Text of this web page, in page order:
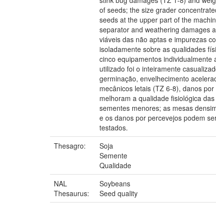
of seeds; the size grader
seeds at the upper part of the
separator and weathering damages
viáveis das não aptas e impurezas
isoladamente sobre as qualidades
cinco equipamentos
utilizado foi o inteiramente
germinação, envelhecimento
mecânicos letais (TZ 6-8), danos
melhoram a qualidade fisiológica
sementes menores; as mesas
e os danos por percevejos podem
testados.
Thesagro:
Soja
Semente
Qualidade
NAL
Thesaurus:
Soybeans
Seed quality